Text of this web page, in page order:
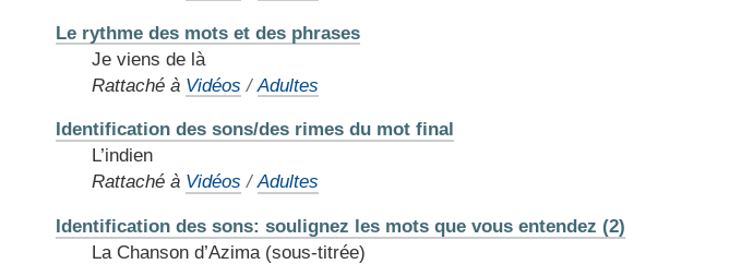
Le rythme des mots et des phrases
Je viens de là
Rattaché à Vidéos / Adultes
Identification des sons/des rimes du mot final
L’indien
Rattaché à Vidéos /Adultes
Identification des sons: soulignez les mots que vous entendez (2)
La Chanson d’Azima (sous-titrée)